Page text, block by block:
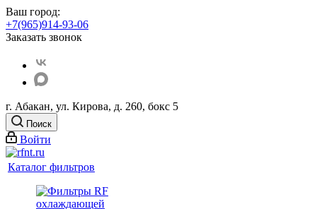
Ваш город:
+7(965)914-93-06
Заказать звонок
г. Абакан, ул. Кирова, д. 260, бокс 5
Поиск
Войти
Каталог фильтров